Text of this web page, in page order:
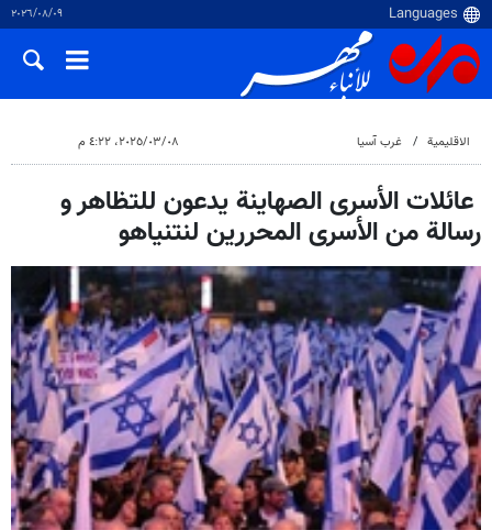
٠٩‏/٠٨‏/٢٠٢٦
الاقلیمیة غرب آسیا ٠٨‏/٠٣‏/٢٠٢٥، ٤:٢٢ م
عائلات الأسرى الصهاينة يدعون للتظاهر و
رسالة من الأسرى المحررين لنتنياهو